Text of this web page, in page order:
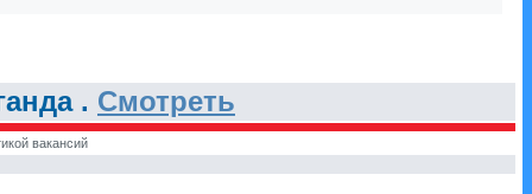
. Смотреть
вакансий